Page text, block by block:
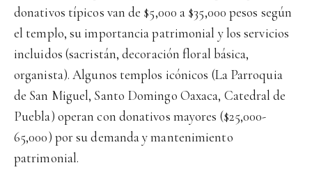
donativos típicos van de $5,000 a $35,000 pesos según
el templo, su importancia patrimonial y los servicios
incluidos (sacristán, decoración floral básica,
organista). Algunos templos icónicos (La Parroquia
de San Miguel, Santo Domingo Oaxaca, Catedral de
Puebla) operan con donativos mayores ($25,000-
65,000) por su demanda y mantenimiento
patrimonial.